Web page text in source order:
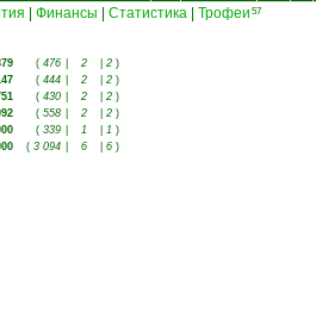
Финансы Статистика Трофеи 57
( 476 2 2 )
( 444 2 2 )
( 430 2 2 )
( 558 2 2 )
( 339 1 1 )
( 3 094 6 6 )